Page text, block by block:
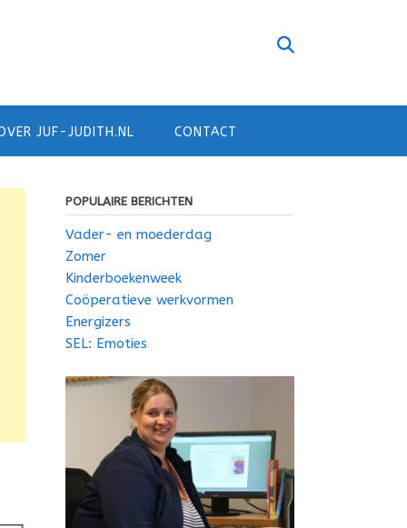
JUF-JUDITH.NL CONTACT
POPULAIRE BERICHTEN
Vader- en moederdag
Zomer
Kinderboekenweek
Coöperatieve werkvormen
Energizers
SEL: Emoties